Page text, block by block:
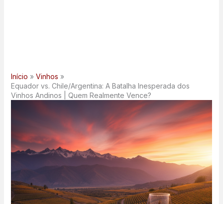
Início
Vinhos
Equador vs. Chile/Argentina: A Batalha Inesperada dos
Vinhos Andinos | Quem Realmente Vence?